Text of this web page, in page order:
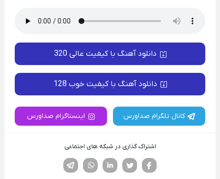
دانلود آهنگ با کیفیت عالی 320
دانلود آهنگ با کیفیت خوب 128
کانال تلگرام صداورس اینستاگرام صداورس
اشتراک گذاری در شبکه های اجتماعی
لینکدین تویتر
فیسوک